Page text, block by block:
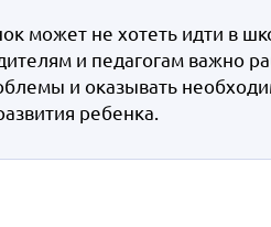
может не хотеть идти в
и педагогам важно
и оказывать
ребенка.